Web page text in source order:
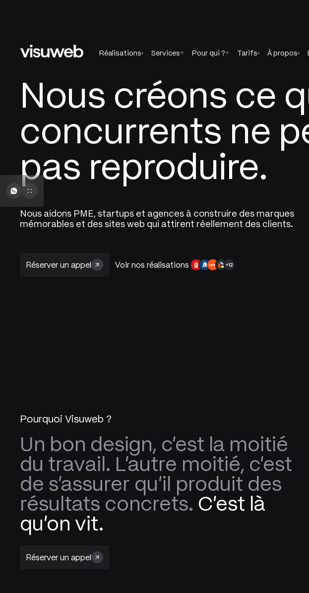
Réalisations Services Pour qui ? Tarifs À propos
Nous créons ce
concurrents ne
pas reproduire.
Nous aidons PME, startups et agences à construire des marques
mémorables et des sites web qui attirent réellement des clients.
Réserver un appel Voir nos réalisations
Pourquoi Visuweb ?
Un bon design, c'est la moitié
du travail. L'autre moitié, c'est
de s'assurer qu'il produit des
résultats concrets. C’est là
qu’on vit.
Réserver un appel